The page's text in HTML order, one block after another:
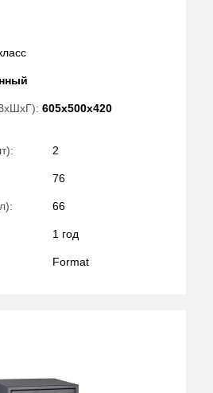
605x500x420
2
76
66
1 год
Format